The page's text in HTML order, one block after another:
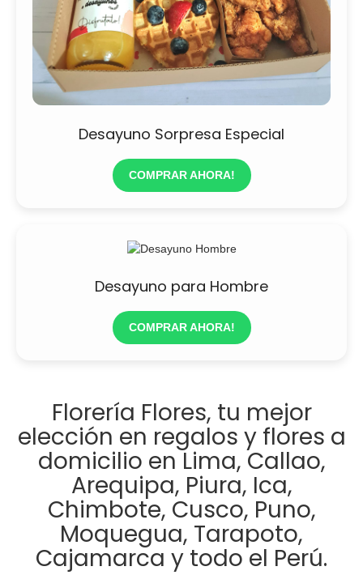
Desayuno Sorpresa Especial
COMPRAR AHORA!
Desayuno para Hombre
COMPRAR AHORA!
Florería Flores, tu mejor
elección en regalos y flores a
domicilio en Lima, Callao,
Arequipa, Piura, Ica,
Chimbote, Cusco, Puno,
Moquegua, Tarapoto,
Cajamarca y todo el Perú.